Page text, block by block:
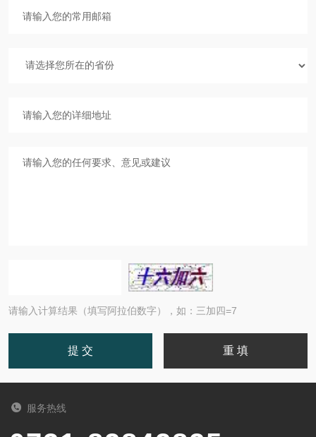
请输入计算结果（填写阿拉伯数字），如：三加四=7
服务热线